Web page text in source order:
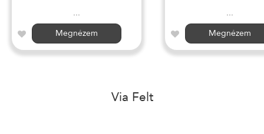
...
Megnézem
...
Megnézem
Via Felt